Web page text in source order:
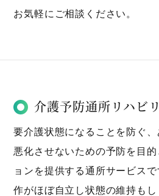
お気軽にご相談ください。
介護予防通所リハビ
要介護状態になることを防ぐ
悪化させないための予防を目
ョンを提供する通所サービス
作がほぼ自立し状態の維持も